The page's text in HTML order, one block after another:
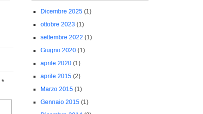
*
Dicembre 2025(1)
ottobre 2023(1)
settembre 2022 (1)
Giugno 2020(1)
aprile 2020(1)
aprile 2015(2)
Marzo 2015(1)
Gennaio 2015(1)